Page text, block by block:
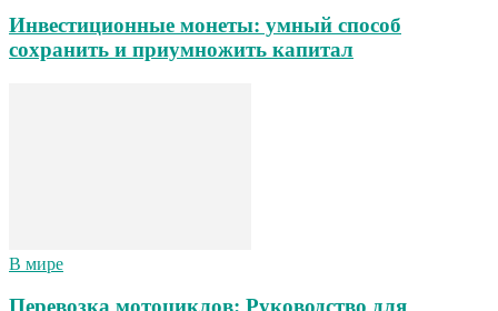
Инвестиционные монеты: умный способ
сохранить и приумножить капитал
В мире
Перевозка мотоциклов: Руководство для